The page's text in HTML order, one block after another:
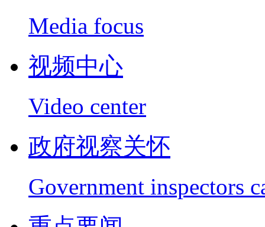
Media focus
视频中心
Video center
政府视察关怀
Government inspectors